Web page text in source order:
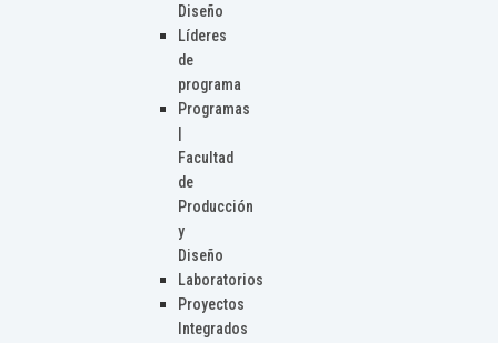
Diseño
Líderes
de
programa
Programas
Facultad
de
Producción
y
Diseño
Laboratorios
Proyectos
Integrados